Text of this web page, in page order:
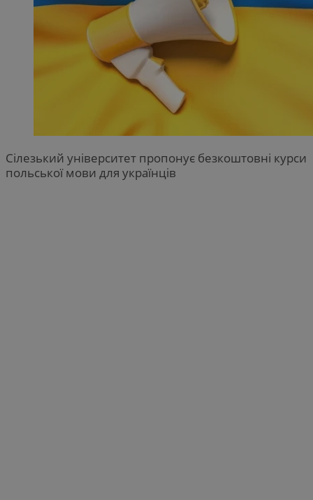
Сілезький університет пропонує безкоштовні курси
польської мови для українців